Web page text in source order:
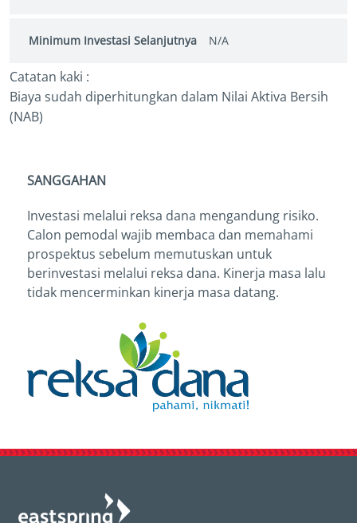
Minimum Investasi Selanjutnya N/A
Catatan kaki :
Biaya sudah diperhitungkan dalam Nilai Aktiva Bersih
(NAB)
SANGGAHAN
Investasi melalui reksa dana mengandung risiko.
Calon pemodal wajib membaca dan memahami
prospektus sebelum memutuskan untuk
berinvestasi melalui reksa dana. Kinerja masa lalu
tidak mencerminkan kinerja masa datang.